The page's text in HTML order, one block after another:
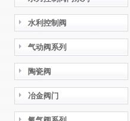
水利控制阀
气动阀系列
陶瓷阀
冶金阀门